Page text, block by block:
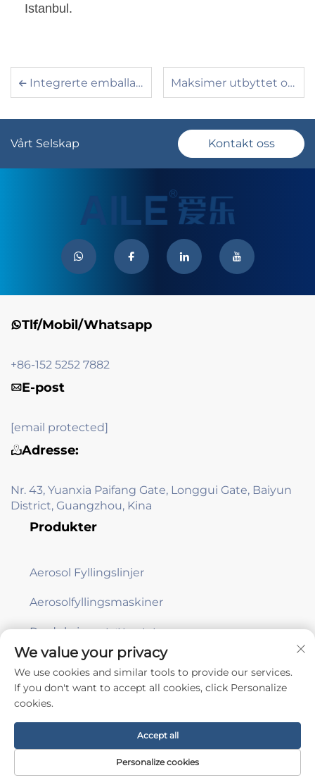
Istanbul.
Integrerte emballasjøløsninger: Produktionslinjer med høy avkastning Maksimer utbyttet og reduser kostnadene: Den ultimate veiledningen for MDI-roterende aerosolfyllingsmaskiner
Vårt Selskap Kontakt oss
Tlf/Mobil/Whatsapp
+86-152 5252 7882
E-post
[email protected]
Adresse:
Nr. 43, Yuanxia Paifang Gate, Longgui Gate, Baiyun
District, Guangzhou, Kina
Produkter
Aerosol Fyllingslinjer
Aerosolfyllingsmaskiner
Produksjonsstøtteutstyr
Abonner
Opphavsrett © Guangzhou Aile Automation Equipment Co., Ltd. -
Rull til toppen
We value your privacy
We use cookies and similar tools to provide our services.
If you don't want to accept all cookies, click Personalize
cookies.
Personalize cookies
Accept all